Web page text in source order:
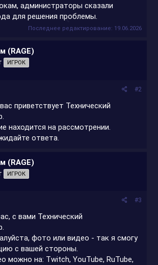
администраторы сказали
для решения проблемы.
Последнее редактирование: 19.06.2026
(RAGE)
ИГРОК
#2
приветствует Технический
находится на рассмотрении.
ответа.
(RAGE)
ИГРОК
#3
с вами Технический
фото или видео - так я смогу
с вашей стороны.
можно на: Twitch, YouTube, RuTube,